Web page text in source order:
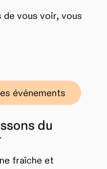
de vous voir, vous
événements
du
fraîche et